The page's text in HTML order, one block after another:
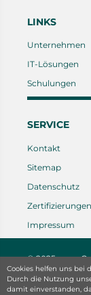
Cookies helfen uns bei
Durch die Nutzung
damit einverstanden,
LINKS
Unternehmen
IT-Lösungen
Schulungen
SERVICE
Kontakt
Sitemap
Datenschutz
Zertifizierungen
Impressum
© 2025 caras